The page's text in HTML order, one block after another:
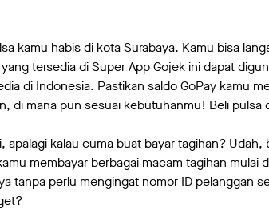
kamu habis di kota Surabaya. Kamu bisa
tersedia di Super App Gojek ini dapat
di Indonesia. Pastikan saldo GoPay kamu
di mana pun sesuai kebutuhanmu! Beli pulsa
kalau cuma buat bayar tagihan? Udah,
membayar berbagai macam tagihan mulai
tanpa perlu mengingat nomor ID pelanggan